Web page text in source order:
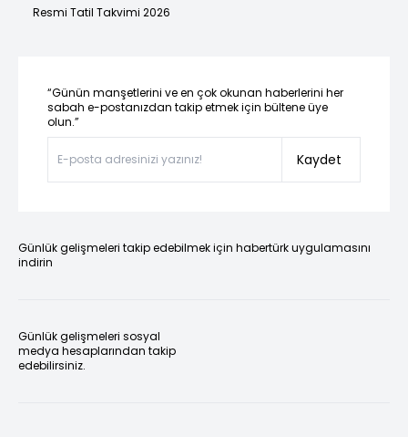
Resmi Tatil Takvimi 2026
“Günün manşetlerini ve en çok okunan haberlerini her
sabah e-postanızdan takip etmek için bültene üye
olun.”
Kaydet
Günlük gelişmeleri takip edebilmek için habertürk uygulamasını
indirin
Günlük gelişmeleri sosyal
medya hesaplarından takip
edebilirsiniz.